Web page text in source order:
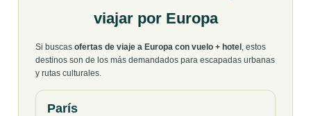
viajar por Europa
Si buscas ofertas de viaje a Europa con vuelo + hotel , estos
destinos son de los más demandados para escapadas urbanas
y rutas culturales.
París